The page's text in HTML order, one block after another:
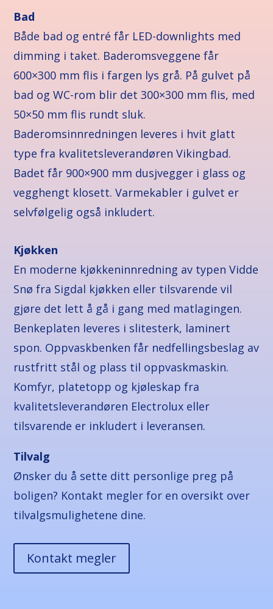
Bad
Både bad og entré får LED-downlights med
dimming i taket. Baderomsveggene får
600×300 mm flis i fargen lys grå. På gulvet på
bad og WC-rom blir det 300×300 mm flis, med
50×50 mm flis rundt sluk.
Baderomsinnredningen leveres i hvit glatt
type fra kvalitetsleverandøren Vikingbad.
Badet får 900×900 mm dusjvegger i glass og
vegghengt klosett. Varmekabler i gulvet er
selvfølgelig også inkludert.
Kjøkken
En moderne kjøkkeninnredning av typen Vidde
Snø fra Sigdal kjøkken eller tilsvarende vil
gjøre det lett å gå i gang med matlagingen.
Benkeplaten leveres i slitesterk, laminert
spon. Oppvaskbenken får nedfellingsbeslag av
rustfritt stål og plass til oppvaskmaskin.
Komfyr, platetopp og kjøleskap fra
kvalitetsleverandøren Electrolux eller
tilsvarende er inkludert i leveransen.
Tilvalg
Ønsker du å sette ditt personlige preg på
boligen? Kontakt megler for en oversikt over
tilvalgsmulighetene dine.
Kontakt megler